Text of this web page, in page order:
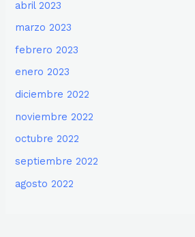
abril 2023
marzo 2023
febrero 2023
enero 2023
diciembre 2022
noviembre 2022
octubre 2022
septiembre 2022
agosto 2022